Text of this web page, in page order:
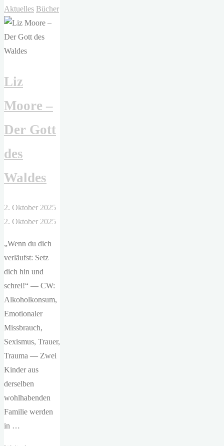
Marie
–
Immortal
Trials"
Aktuelles Bücher
Liz
Moore –
Der Gott
des
Waldes
2. Oktober 2025
2. Oktober 2025
„Wenn du dich
verläufst: Setz
dich hin und
schrei!“ — CW:
Alkoholkonsum,
Emotionaler
Missbrauch,
Sexismus, Trauer,
Trauma — Zwei
Kinder aus
derselben
wohlhabenden
Familie werden
in …